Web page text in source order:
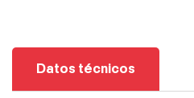
Datos técnicos